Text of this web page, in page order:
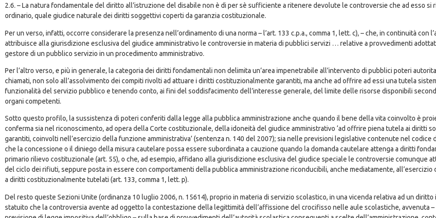
2.6. – La natura fondamentale del diritto all’istruzione del disabile non è di per sè sufficiente a ritenere devolute le controversie che ad esso
ordinario, quale giudice naturale dei diritti soggettivi coperti da garanzia costituzionale.
Per un verso, infatti, occorre considerare la presenza nell’ordinamento di una norma – l’art. 133 c.p.a., comma 1, lett. c), – che, in continuità con
attribuisce alla giurisdizione esclusiva del giudice amministrativo le controversie in materia di pubblici servizi … relative a provvedimenti
gestore di un pubblico servizio in un procedimento amministrativo.
Per l’altro verso, e più in generale, la categoria dei diritti fondamentali non delimita un’area impenetrabile all’intervento di pubblici poteri
chiamati, non solo all’assolvimento dei compiti rivolti ad attuare i diritti costituzionalmente garantiti, ma anche ad offrire ad essi una tutela
funzionalità del servizio pubblico e tenendo conto, ai fini del soddisfacimento dell’interesse generale, del limite delle risorse disponibili
organi competenti.
Sotto questo profilo, la sussistenza di poteri conferiti dalla legge alla pubblica amministrazione anche quando il bene della vita coinvolto è
conferma sia nel riconoscimento, ad opera della Corte costituzionale, della idoneità del giudice amministrativo ‘ad offrire piena tutela ai diritti
garantiti, coinvolti nell’esercizio della funzione amministrativa’ (sentenza n. 140 del 2007); sia nelle previsioni legislative contenute nel
che la concessione o il diniego della misura cautelare possa essere subordinata a cauzione quando la domanda cautelare attenga a diritti
primario rilievo costituzionale (art. 55), o che, ad esempio, affidano alla giurisdizione esclusiva del giudice speciale le controversie comunque
del ciclo dei rifiuti, seppure posta in essere con comportamenti della pubblica amministrazione riconducibili, anche mediatamente, all’esercizio
a diritti costituzionalmente tutelati (art. 133, comma 1, lett. p).
Del resto queste Sezioni Unite (ordinanza 10 luglio 2006, n. 15614), proprio in materia di servizio scolastico, in una vicenda relativa ad un
statuito che la controversia avente ad oggetto la contestazione della legittimità dell’affissione del crocifisso nelle aule scolastiche, avvenuta –